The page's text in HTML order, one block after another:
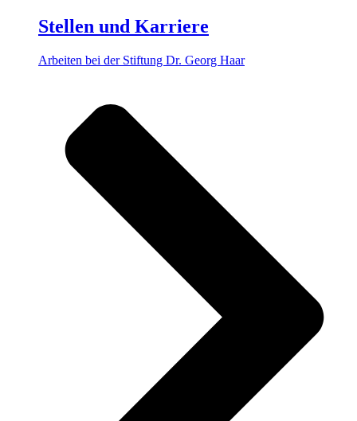
Stellen und Karriere
Arbeiten bei der Stiftung Dr. Georg Haar